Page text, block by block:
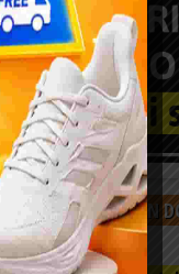
BANTU KAMI DENGAN